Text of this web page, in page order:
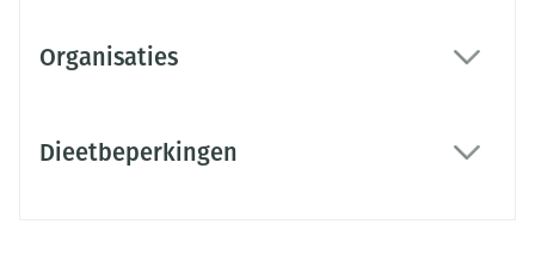
Organisaties
Dieetbeperkingen